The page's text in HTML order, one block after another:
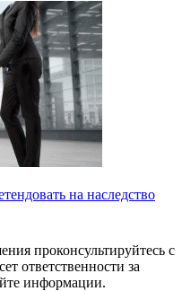
на наследство
проконсультируйтесь с
ответственности за
информации.